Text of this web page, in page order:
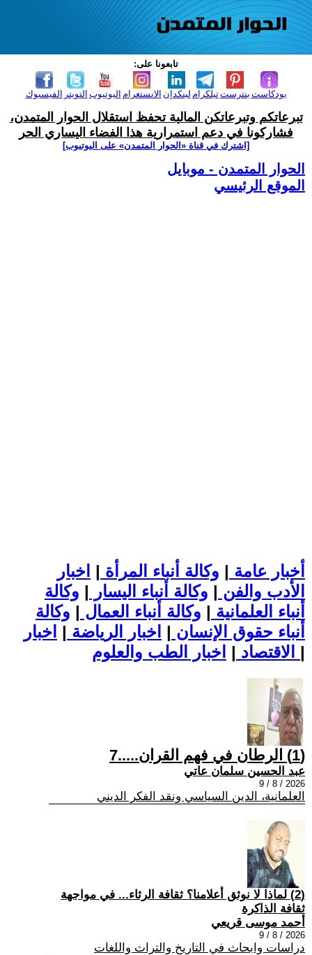
تابعونا على:
الفيسبوك التويتر اليوتيوب الانستغرام لينكدإن تيلكرامبنترست بودكاست
تبرعاتكم وتبرعاتكن المالية تحفظ استقلال الحوار المتمدن،
فشاركونا في دعم استمرارية هذا الفضاء اليساري الحر
[اشترك في قناة ‫«الحوار المتمدن» على اليوتيوب]
الحوار المتمدن - موبايل
الموقع الرئيسي
أخبار عامة | وكالة أنباء المرأة | اخبار
الأدب والفن | وكالة أنباء اليسار | وكالة
أنباء العلمانية | وكالة أنباء العمال | وكالة
أنباء حقوق الإنسان | اخبار الرياضة | اخبار
الاقتصاد | |
(1) الرطان في فهم القران.....7
عبد الحسين سلمان عاتي
2026 / 8 / 9
العلمانية، الدين السياسي ونقد الفكر الديني
(2) لماذا لا نوثق أعلامنا؟ ثقافة الرثاء... في مواجهة
ثقافة الذاكرة
أحمد موسى قريعي
2026 / 8 / 9
دراسات وابحاث في التاريخ والتراث واللغات